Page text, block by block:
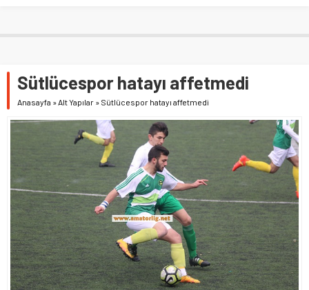
Sütlücespor hatayı affetmedi
Anasayfa » Alt Yapılar » Sütlücespor hatayı affetmedi